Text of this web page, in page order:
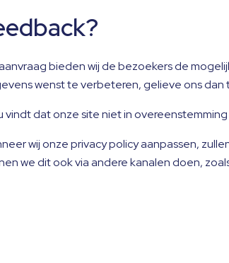
bieden wij de bezoekers de
wenst te verbeteren, gelieve ons
vindt dat onze site niet in
wij onze privacy policy aanpassen,
we dit ook via andere kanalen doen,